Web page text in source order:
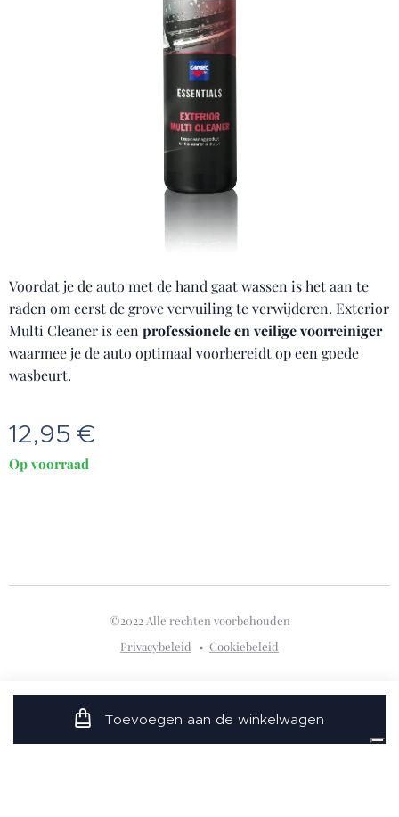
Voordat je de auto met de hand gaat wassen is het aan te
raden om eerst de grove vervuiling te verwijderen. Exterior
Multi Cleaner is een professionele en veilige voorreiniger
waarmee je de auto optimaal voorbereidt op een goede
wasbeurt.
12,95 €
Op voorraad
Toevoegen aan de winkelwagen
©2022 Alle rechten voorbehouden
Privacybeleid
Cookiebeleid
Uw privacy-opties